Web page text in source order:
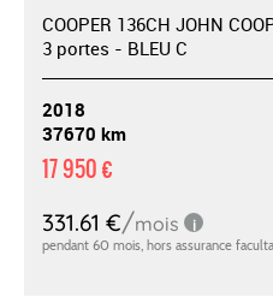
COOPER 136CH JOHN
3 portes - BLEU C
2018
37670 km
17 950 €